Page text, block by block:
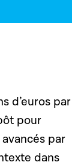
d’euros par
pour
par
dans